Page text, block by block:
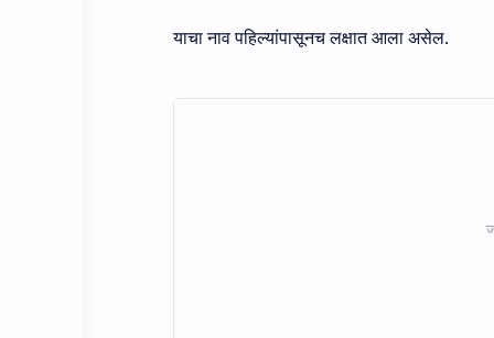
याचा नाव पहिल्यांपासूनच लक्षात आला असेल.